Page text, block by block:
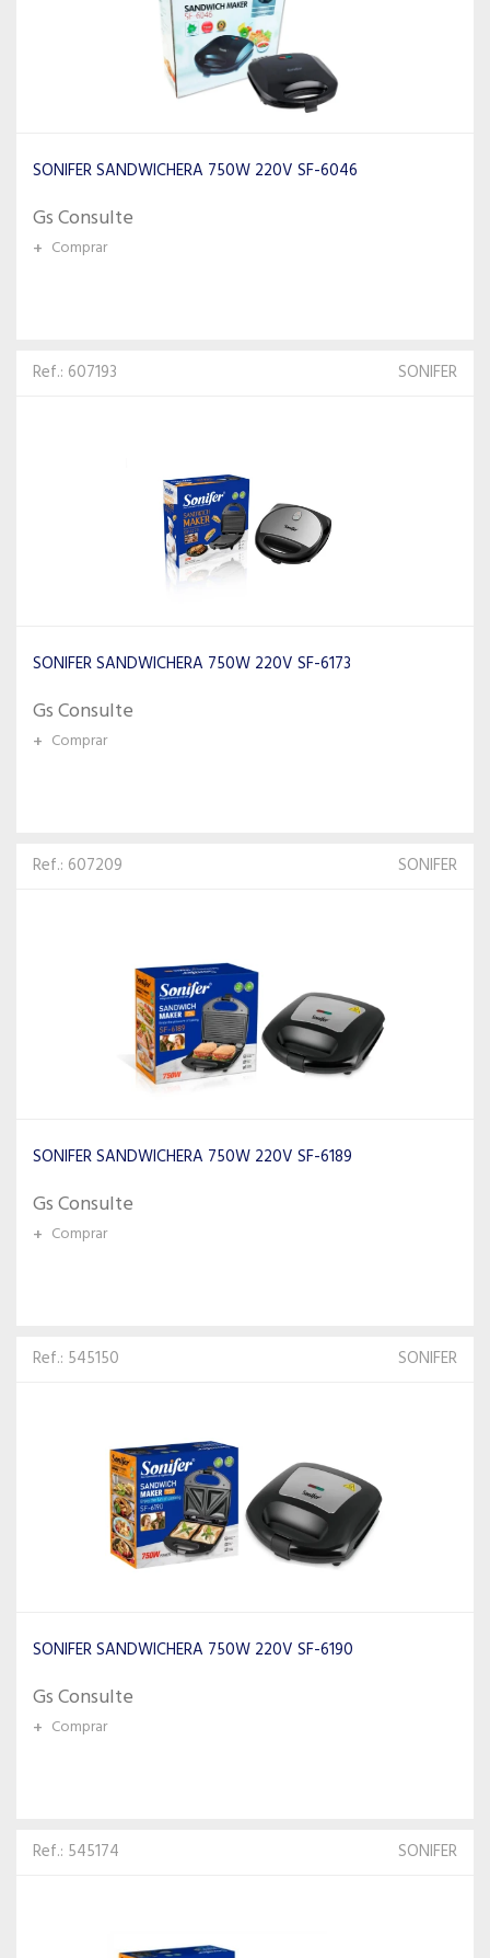
SONIFER SANDWICHERA 750W 220V SF-6046
Gs Consulte
+ Comprar
Ref.: 607193 SONIFER
SONIFER SANDWICHERA 750W 220V SF-6173
Gs Consulte
+ Comprar
Ref.: 607209 SONIFER
SONIFER SANDWICHERA 750W 220V SF-6189
Gs Consulte
+ Comprar
Ref.: 545150 SONIFER
SONIFER SANDWICHERA 750W 220V SF-6190
Gs Consulte
+ Comprar
Ref.: 545174 SONIFER